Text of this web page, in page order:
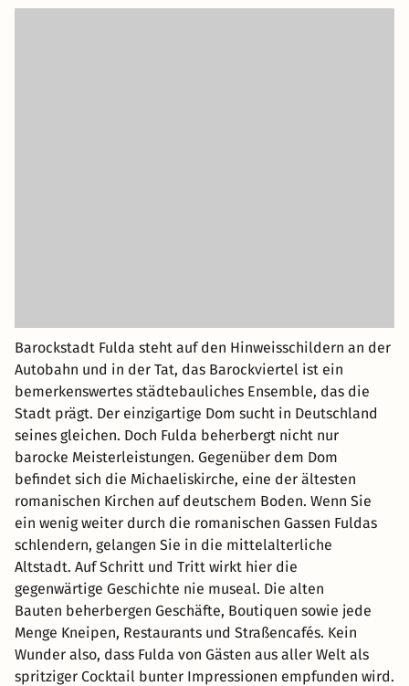
Barockstadt Fulda steht auf den Hinweisschildern an der
Autobahn und in der Tat, das Barockviertel ist ein
bemerkenswertes städtebauliches Ensemble, das die
Stadt prägt. Der einzigartige Dom sucht in Deutschland
seines gleichen. Doch Fulda beherbergt nicht nur
barocke Meisterleistungen. Gegenüber dem Dom
befindet sich die Michaeliskirche, eine der ältesten
romanischen Kirchen auf deutschem Boden. Wenn Sie
ein wenig weiter durch die romanischen Gassen Fuldas
schlendern, gelangen Sie in die mittelalterliche
Altstadt. Auf Schritt und Tritt wirkt hier die
gegenwärtige Geschichte nie museal. Die alten
Bauten beherbergen Geschäfte, Boutiquen sowie jede
Menge Kneipen, Restaurants und Straßencafés. Kein
Wunder also, dass Fulda von Gästen aus aller Welt als
spritziger Cocktail bunter Impressionen empfunden wird.